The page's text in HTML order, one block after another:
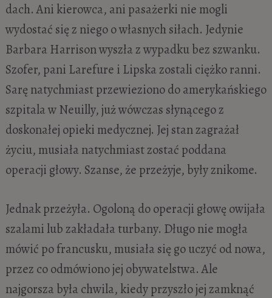
dach. Ani kierowca, ani pasażerki nie mogli
wydostać się z niego o własnych siłach. Jedynie
Barbara Harrison wyszła z wypadku bez szwanku.
Szofer, pani Larefure i Lipska zostali ciężko ranni.
Sarę natychmiast przewieziono do amerykańskiego
szpitala w Neuilly, już wówczas słynącego z
doskonałej opieki medycznej. Jej stan zagrażał
życiu, musiała natychmiast zostać poddana
operacji głowy. Szanse, że przeżyje, były znikome.
Jednak przeżyła. Ogoloną do operacji głowę owijała
szalami lub zakładała turbany. Długo nie mogła
mówić po francusku, musiała się go uczyć od nowa,
przez co odmówiono jej obywatelstwa. Ale
najgorsza była chwila, kiedy przyszło jej zamknąć